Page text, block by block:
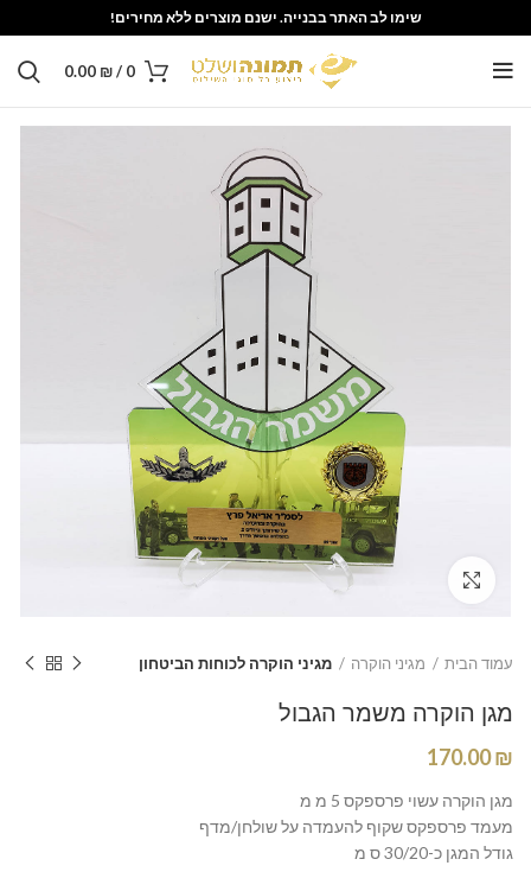
שימו לב האתר בבנייה. ישנם מוצרים ללא מחירים!
0
/
0.00 ₪
Click to enlarge
עמוד הבית מגיני הוקרה מגיני הוקרה לכוחות הביטחון
מגן הוקרה משמר הגבול
170.00₪
מגן הוקרה עשוי פרספקס 5 מ מ
מעמד פרספקס שקוף להעמדה על שולחן/מדף
גודל המגן כ-30/20 ס מ